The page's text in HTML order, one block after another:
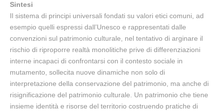
Sintesi
Il sistema di principi universali fondati su valori etici comuni, ad
esempio quelli espressi dall’Unesco e rappresentati dalle
convenzioni sul patrimonio culturale, nel tentativo di arginare il
rischio di riproporre realtà monolitiche prive di differenziazioni
interne incapaci di confrontarsi con il contesto sociale in
mutamento, sollecita nuove dinamiche non solo di
interpretazione della conservazione del patrimonio, ma anche di
risignificazione del patrimonio culturale. Un patrimonio che tiene
insieme identità e risorse del territorio costruendo pratiche di